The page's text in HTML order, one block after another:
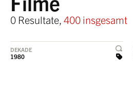
0 Resultate, 400 insgesamt
DEKADE
1980